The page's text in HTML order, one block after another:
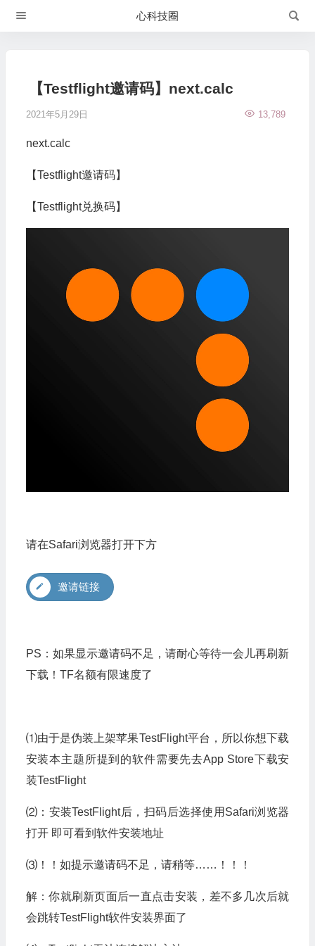
心科技圈
【Testflight邀请码】next.calc
2021年5月29日 13,789
next.calc
【Testflight邀请码】
【Testflight兑换码】
请在Safari浏览器打开下方
邀请链接
PS：如果显示邀请码不足，请耐心等待一会儿再刷新
下载！TF名额有限速度了
⑴由于是伪装上架苹果TestFlight平台，所以你想下载
安装本主题所提到的软件需要先去App Store下载安
装TestFlight
⑵：安装TestFlight后，扫码后选择使用Safari浏览器
打开 即可看到软件安装地址
⑶！！如提示邀请码不足，请稍等……！！！
解：你就刷新页面后一直点击安装，差不多几次后就
会跳转TestFlight软件安装界面了